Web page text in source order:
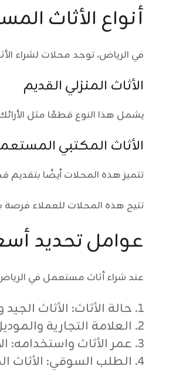
أنواع الأثاث
في الرياض، توجد محلات لشراء
الأثاث المنزلي القديم
يشمل هذا النوع قطعًا مثل الأرائك
الأثاث المكتبي
تتميز هذه المحلات أيضًا بتقديم
تتيح هذه المحلات للعملاء
عوامل تحديد
عند شراء أثاث مستعمل في
حالة الأثاث: الأثاث
العلامة التجارية
عمر الأثاث واستخدامه:
الطلب السوقي: الأثاث